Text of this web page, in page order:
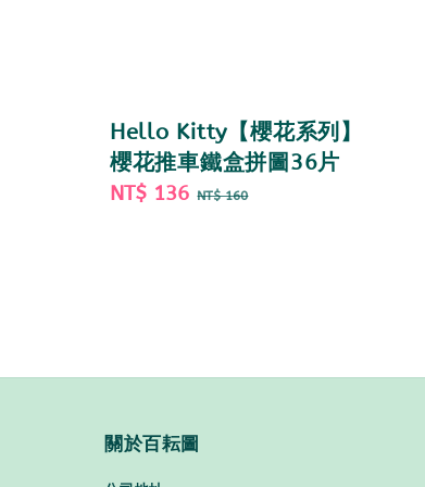
Hello Kitty【櫻花系列】
櫻花推車鐵盒拼圖36片
Sale
NT$ 136 Regular
NT$ 160
關於百耘圖